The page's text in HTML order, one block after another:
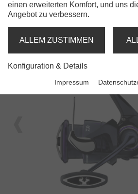
einen erweiterten Komfort, und uns
Angebot zu verbessern.
ALLEM ZUSTIMMEN
Konfiguration & Details
Impressum